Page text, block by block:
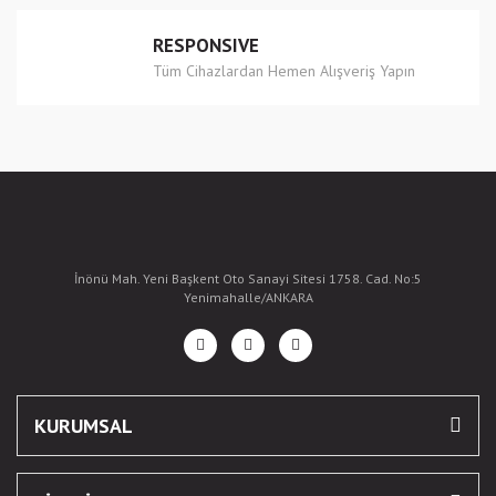
RESPONSIVE
Tüm Cihazlardan Hemen Alışveriş Yapın
İnönü Mah. Yeni Başkent Oto Sanayi Sitesi 1758. Cad. No:5
Yenimahalle/ANKARA
KURUMSAL